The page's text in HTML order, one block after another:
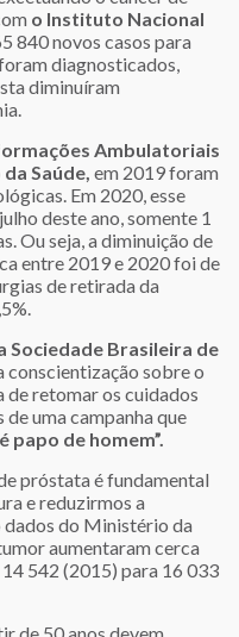
o Instituto Nacional
840 novos casos para
diagnosticados,
diminuíram
Ambulatoriais
Saúde, em 2019 foram
Em 2020, esse
deste ano, somente 1
Ou seja, a diminuição de
entre 2019 e 2020 foi de
de retirada da
Sociedade Brasileira de
conscientização sobre o
de retomar os cuidados
uma campanha que
é papo de homem”.
próstata é fundamental
e reduzirmos a
dados do Ministério da
aumentaram cerca
542 (2015) para 16 033